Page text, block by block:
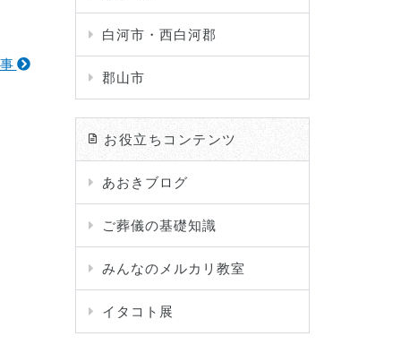
白河市・西白河郡
郡山市
お役立ちコンテンツ
あおきブログ
ご葬儀の基礎知識
みんなのメルカリ教室
イタコト展